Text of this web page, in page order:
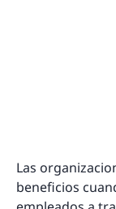
Las
beneficios